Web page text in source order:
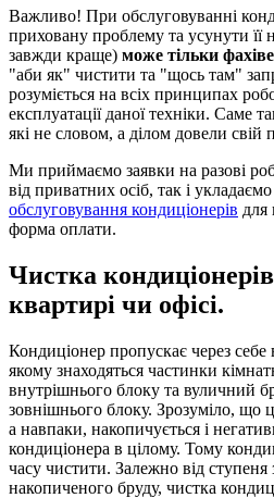
Важливо! При обслуговуванні
приховану проблему та усунути її
завжди краще) може тільки
"аби як" чистити та "щось там"
розуміється на всіх принципах
експлуатації даної техніки. Саме
які не словом, а ділом довели свій
Ми приймаємо заявки на разові
від приватних осіб, так і
обслуговування кондиціонерів для
форма оплати.
Чистка
квартирі чи офісі.
Кондиціонер пропускає через себе
якому знаходяться частинки
внутрішнього блоку та вуличний
зовнішнього блоку. Зрозуміло, що
а навпаки, накопичується і
кондиціонера в цілому. Тому
часу чистити. Залежно від ступеня
накопиченого бруду, чистка